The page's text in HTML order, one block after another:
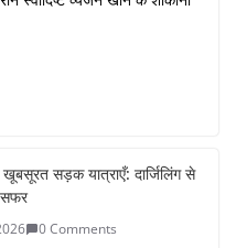
सड़क यात्राएँ: दार्जिलिंग से
सफर
0 Comments